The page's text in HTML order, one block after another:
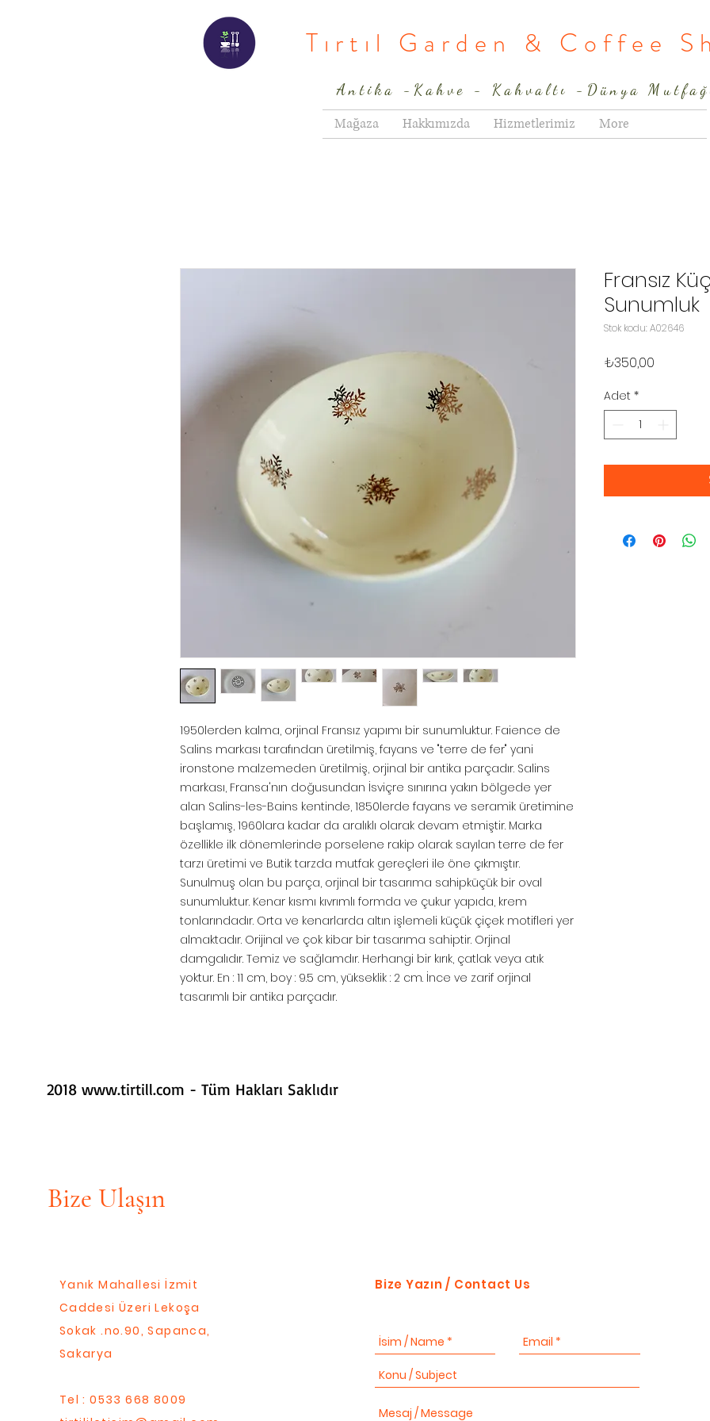
Tırtıl Garden & Coffee
Antika -Kahve - Kahvaltı -Dünya
Mağaza
Hakkımızda Hizmetlerimiz More
1950lerden kalma, orjinal Fransız yapımı bir sunumluktur. Faience de
Salins markası tarafından üretilmiş, fayans ve "terre de fer" yani
ironstone malzemeden üretilmiş, orjinal bir antika parçadır. Salins
markası, Fransa'nın doğusundan İsviçre sınırına yakın bölgede yer
alan Salins-les-Bains kentinde, 1850lerde fayans ve seramik üretimine
başlamış, 1960lara kadar da aralıklı olarak devam etmiştir. Marka
özellikle ilk dönemlerinde porselene rakip olarak sayılan terre de fer
tarzı üretimi ve Butik tarzda mutfak gereçleri ile öne çıkmıştır.
Sunulmuş olan bu parça, orjinal bir tasarıma sahipküçük bir oval
sunumluktur. Kenar kısmı kıvrımlı formda ve çukur yapıda, krem
tonlarındadır. Orta ve kenarlarda altın işlemeli küçük çiçek motifleri yer
almaktadır. Orijinal ve çok kibar bir tasarıma sahiptir. Orjinal
damgalıdır. Temiz ve sağlamdır. Herhangi bir kırık, çatlak veya atık
yoktur. En : 11 cm, boy : 9.5 cm, yükseklik : 2 cm. İnce ve zarif orjinal
tasarımlı bir antika parçadır.
Fransız
Sunumluk
Stok kodu: A02646
₺350,00
Adet *
2018 www.tirtill.com - Tüm Hakları Saklıdır
Bize Ulaşın
Yanık Mahallesi İzmit
Caddesi Üzeri Lekoşa
Sokak .no.90, Sapanca,
Sakarya
Tel : 0533 668 8009
Bize Yazın / Contact Us